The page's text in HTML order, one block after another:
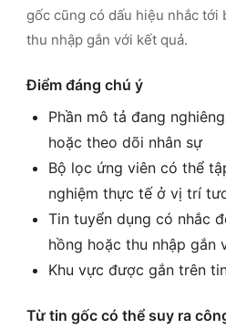
gốc cũng có dấu hiệu nhắc tới
thu nhập gắn với kết quả.
Điểm đáng chú ý
Phần mô tả đang
hoặc theo dõi nhân sự
Bộ lọc ứng viên có thể
nghiệm thực tế ở vị trí
Tin tuyển dụng có nhắc
hồng hoặc thu nhập gắn
Khu vực được gắn trên
Từ tin gốc có thể suy ra